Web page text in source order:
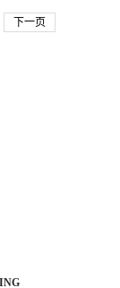
下一页